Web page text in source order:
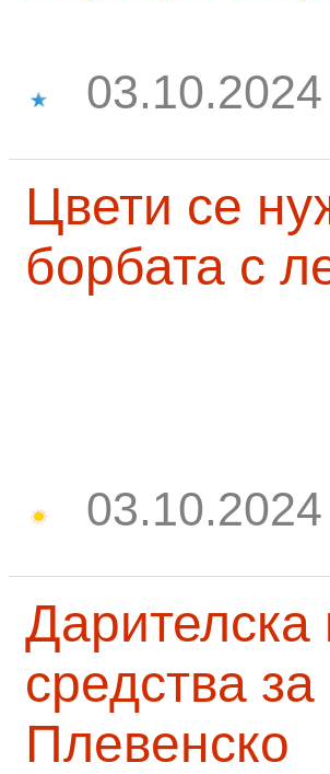
03.10.2024
Цвети се
борбата с
03.10.2024
средства
Плевенско